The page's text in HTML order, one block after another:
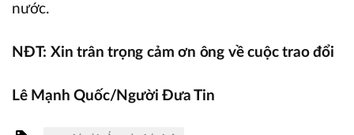
nước.
NĐT: Xin trân trọng cảm ơn ông về cuộc trao đổi
Lê Mạnh Quốc/Người Đưa Tin